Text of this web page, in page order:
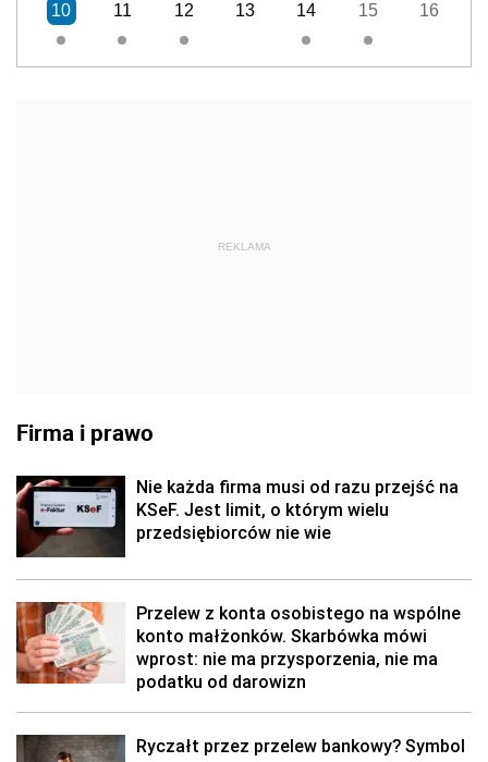
10 11 12 13 14 15 16
REKLAMA
Firma i prawo
Nie każda firma musi od razu przejść na
KSeF. Jest limit, o którym wielu
przedsiębiorców nie wie
Przelew z konta osobistego na wspólne
konto małżonków. Skarbówka mówi
wprost: nie ma przysporzenia, nie ma
podatku od darowizn
Ryczałt przez przelew bankowy? Symbol